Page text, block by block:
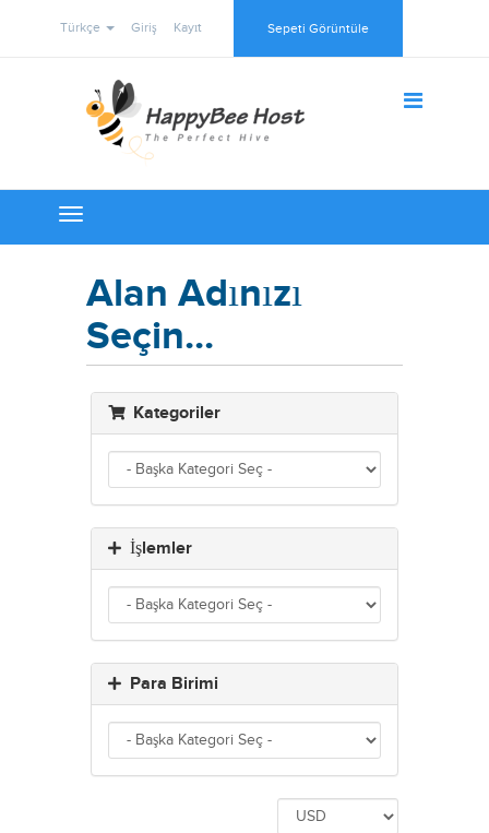
Türkçe Giriş Kayıt Sepeti Görüntüle
Toggle
navigation
Alan Adınızı
Seçin...
Kategoriler
İşlemler
Para Birimi